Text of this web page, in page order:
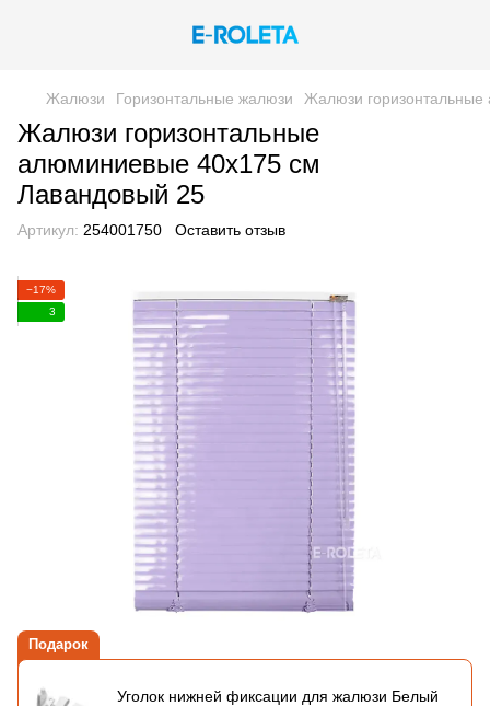
Жалюзи Горизонтальные жалюзи Жалюзи
Жалюзи горизонтальные
алюминиевые 40х175 см
Лавандовый 25
Артикул: 254001750 Оставить отзыв
−17%
3
Подарок
Уголок нижней фиксации для жалюзи Белый